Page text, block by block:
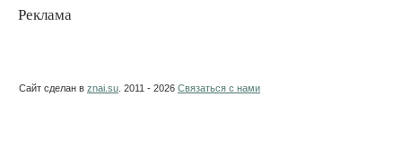
Реклама
Сайт сделан в znai.su . 2011 - 2026 Связаться с нами